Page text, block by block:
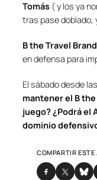
Tomás ( y los ya
tras pase doblado,
B the Travel Brand
en defensa para
El sábado desde
mantener el B
juego? ¿Podrá el
dominio
COMPARTIR